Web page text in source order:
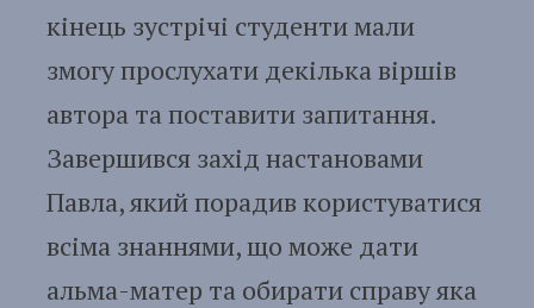
кінець зустрічі студенти мали
змогу прослухати декілька віршів
автора та поставити запитання.
Завершився захід настановами
Павла, який порадив користуватися
всіма знаннями, що може дати
альма-матер та обирати справу яка